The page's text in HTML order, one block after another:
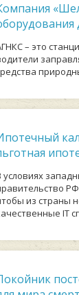
– это
условиях
из страны
IT